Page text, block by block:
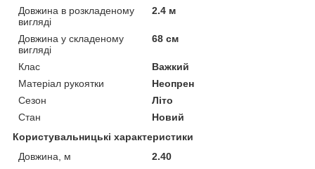
Довжина в розкладеному
вигляді
2.4 м
Довжина у складеному
вигляді
68 см
Клас
Важкий
Матеріал рукоятки
Неопрен
Сезон
Літо
Стан
Новий
Користувальницькі характеристики
Довжина, м
2.40